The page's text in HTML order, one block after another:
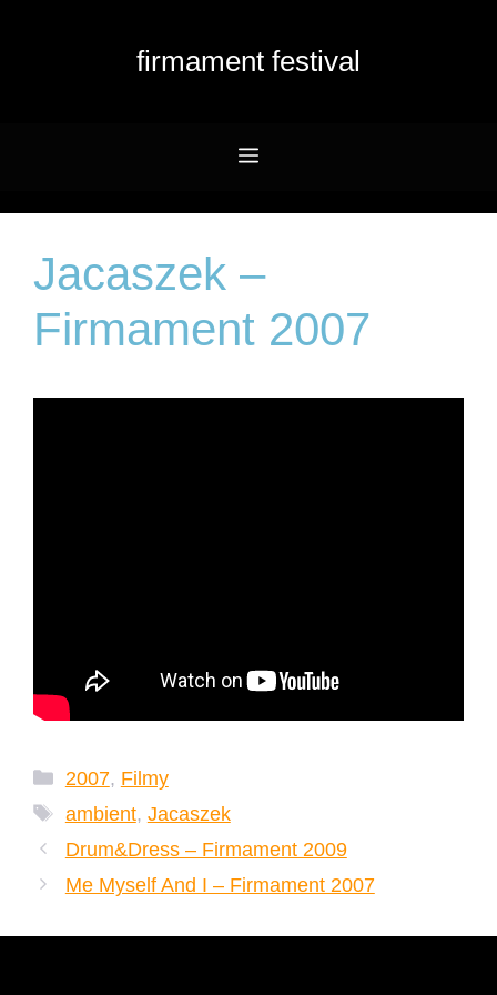
firmament festival
Menu
Jacaszek –
Firmament 2007
Kategorie
2007, Filmy
Tagi
ambient, Jacaszek
Drum&Dress – Firmament 2009
Me Myself And I – Firmament 2007